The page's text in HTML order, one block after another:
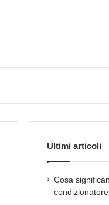
Ultimi articoli
Cosa